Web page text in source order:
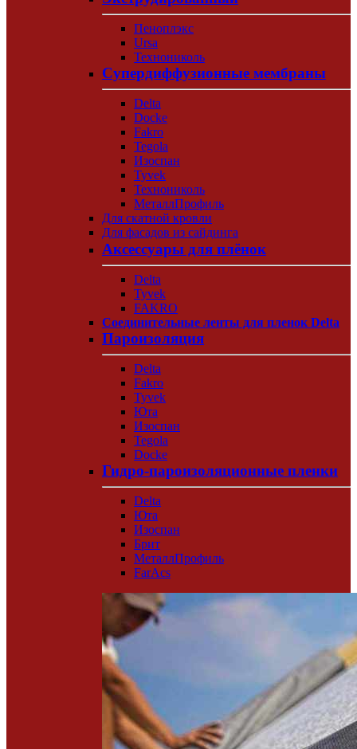
Пеноплэкс
Ursa
Технониколь
Супердиффузионные мембраны
Delta
Docke
Fakro
Tegola
Изоспан
Tyvek
Технониколь
МеталлПрофиль
Для скатной кровли
Для фасадов из сайдинга
Аксессуары для плёнок
Delta
Tyvek
FAKRO
Соединительные ленты для пленок Delta
Пароизоляция
Delta
Fakro
Tyvek
Юта
Изоспан
Tegola
Docke
Гидро-пароизоляционные пленки
Delta
Юта
Изоспан
Брит
МеталлПрофиль
FarAcs